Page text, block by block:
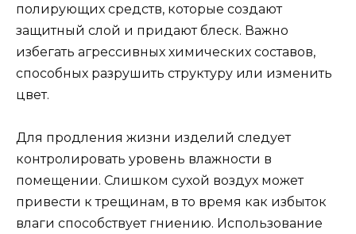
полирующих средств, которые создают
защитный слой и придают блеск. Важно
избегать агрессивных химических составов,
способных разрушить структуру или изменить
цвет.
Для продления жизни изделий следует
контролировать уровень влажности в
помещении. Слишком сухой воздух может
привести к трещинам, в то время как избыток
влаги способствует гниению. Использование